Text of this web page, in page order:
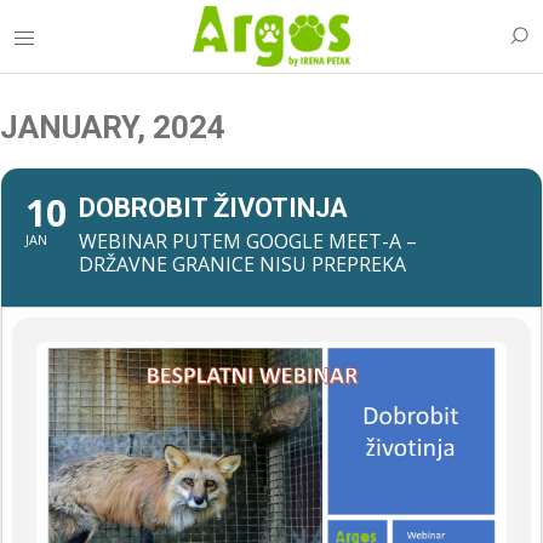
JANUARY, 2024
10
JAN
DOBROBIT ŽIVOTINJA
WEBINAR PUTEM GOOGLE MEET-A –
DRŽAVNE GRANICE NISU PREPREKA